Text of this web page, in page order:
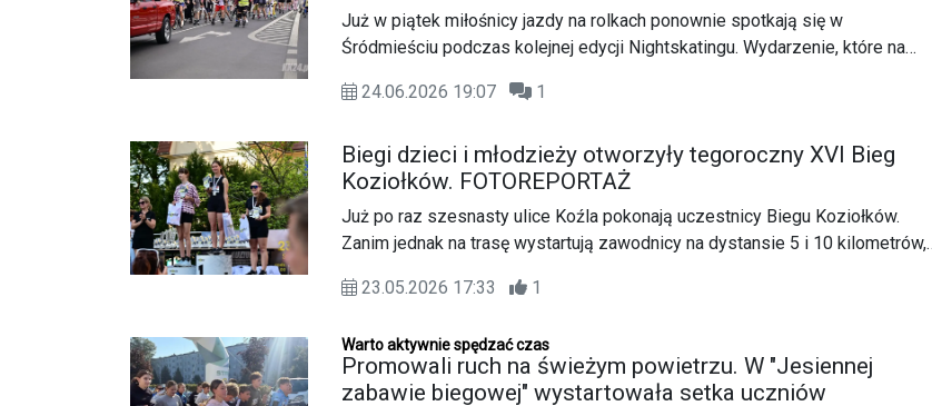
Już w piątek miłośnicy jazdy na rolkach ponownie spotkają się w
Śródmieściu podczas kolejnej edycji Nightskatingu. Wydarzenie, które na
aktywność fizyczną, muzykę i świetną zabawę.
24.06.2026 19:07 1
Biegi dzieci i młodzieży otworzyły tegoroczny XVI Bieg
Koziołków. FOTOREPORTAŻ
Już po raz szesnasty ulice Koźla pokonają uczestnicy Biegu Koziołków.
Zanim jednak na trasę wystartują zawodnicy na dystansie 5 i 10 kilometrów,
23.05.2026 17:33
1
Warto aktywnie spędzać czas
Promowali ruch na świeżym powietrzu. W "Jesiennej
zabawie biegowej" wystartowała setka uczniów